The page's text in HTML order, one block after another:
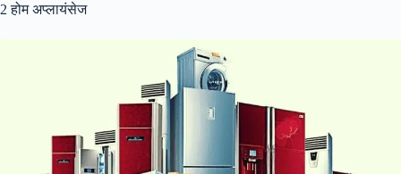
2 होम अप्लायंसेज